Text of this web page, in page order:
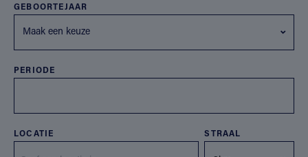
GEBOORTEJAAR
Maak een keuze
PERIODE
LOCATIE STRAAL